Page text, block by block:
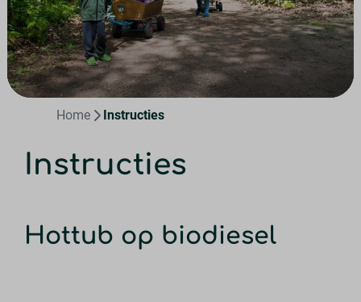
Home Instructies
Instructies
Hottub op biodiesel